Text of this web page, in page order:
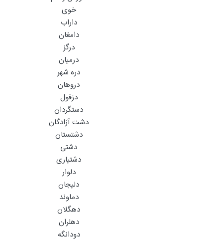
خوی
داراب
دامغان
درگز
درمیان
دره شهر
دروهان
دزفول
دستگردان
دشت آزادگان
دشتستان
دشتی
دشتیاری
دلوار
دلیجان
دماوند
دهگلان
دهلران
دودانگه